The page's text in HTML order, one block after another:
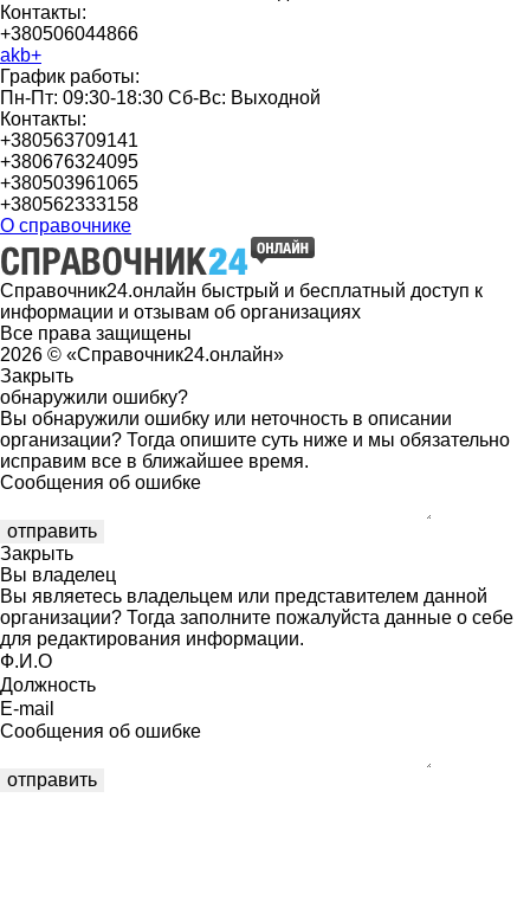
Контакты:
+380506044866
akb+
График работы:
Пн-Пт: 09:30-18:30 Сб-Вс: Выходной
Контакты:
+380563709141
+380676324095
+380503961065
+380562333158
О справочнике
Справочник24.онлайн быстрый и бесплатный доступ к
информации и отзывам об организациях
Все права защищены
2026 © «Справочник24.онлайн»
Закрыть
обнаружили ошибку?
Вы обнаружили ошибку или неточность в описании
организации? Тогда опишите суть ниже и мы обязательно
исправим все в ближайшее время.
Сообщения об ошибке
Закрыть
Вы владелец
Вы являетесь владельцем или представителем данной
организации? Тогда заполните пожалуйста данные о себе
для редактирования информации.
Ф.И.О
Должность
E-mail
Сообщения об ошибке